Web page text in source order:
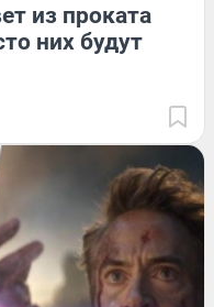
из проката
них будут